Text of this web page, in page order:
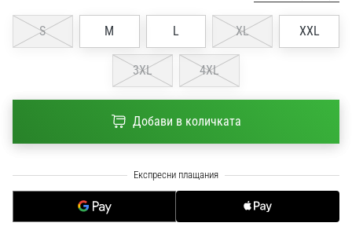
Nike
Phantom
Открий
обувки
S M L XL XXL
3XL 4XL
Добави в количката